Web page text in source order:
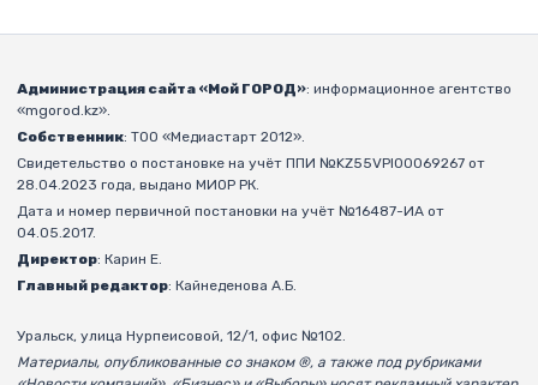
Администрация сайта «Мой ГОРОД»: информационное агентство
«mgorod.kz».
Собственник: ТОО «Медиастарт 2012».
Свидетельство о постановке на учёт ППИ №KZ55VPI00069267 от
28.04.2023 года, выдано МИОР РК.
Дата и номер первичной постановки на учёт №16487-ИА от
04.05.2017.
Директор: Карин Е.
Главный редактор: Кайнеденова А.Б.
Уральск, улица Нурпеисовой, 12/1, офис №102.
Материалы, опубликованные со знаком ®, а также под рубриками